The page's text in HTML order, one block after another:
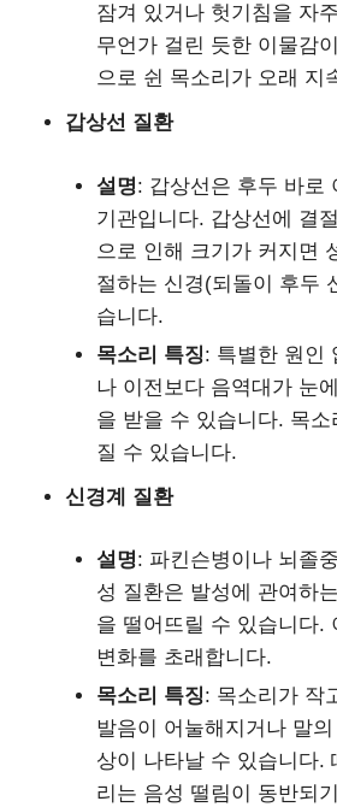
잠겨 있거나 헛기침을 자
무언가 걸린 듯한 이물감
으로 쉰 목소리가 오래 지
갑상선 질환
설명: 갑상선은 후두 바로
기관입니다. 갑상선에 결
으로 인해 크기가 커지면
절하는 신경(되돌이 후두
습니다.
목소리 특징: 특별한 원인
나 이전보다 음역대가 눈
을 받을 수 있습니다. 목
질 수 있습니다.
신경계 질환
설명: 파킨슨병이나 뇌졸
성 질환은 발성에 관여하
을 떨어뜨릴 수 있습니다.
변화를 초래합니다.
목소리 특징: 목소리가 작
발음이 어눌해지거나 말
상이 나타날 수 있습니다.
리는 음성 떨림이 동반되